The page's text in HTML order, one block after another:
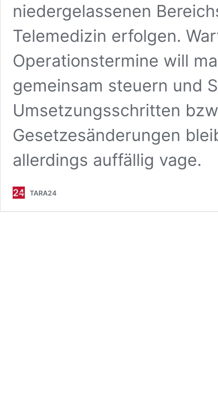
niedergelassenen
Telemedizin erfolgen.
Operationstermine will
gemeinsam steuern und
Umsetzungsschritten
Gesetzesänderungen
allerdings auffällig vage.
TARA24